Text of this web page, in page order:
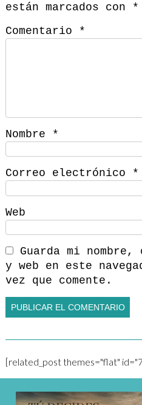
están marcados con
*
Comentario
*
Nombre *
Correo electrónico *
Web
Guarda mi
y web en este
vez que comente.
[related_post themes="flat"